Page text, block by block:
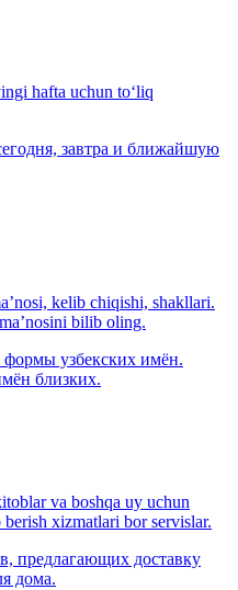
hafta uchun to‘liq
завтра и ближайшую
kelib chiqishi, shakllari.
bilib oling.
узбекских имён.
близких.
va boshqa uy uchun
xizmatlari bor servislar.
предлагающих доставку
дома.